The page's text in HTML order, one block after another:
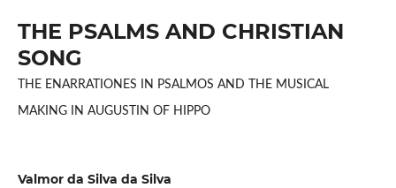
THE PSALMS AND CHRISTIAN
SONG
THE ENARRATIONES IN PSALMOS AND THE MUSICAL
MAKING IN AUGUSTIN OF HIPPO
Valmor da Silva da Silva